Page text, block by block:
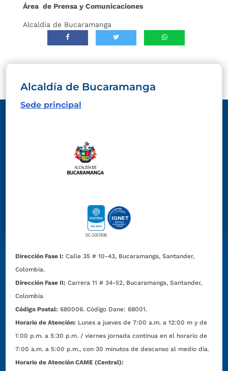
Área de Prensa y Comunicaciones
Alcaldía de Bucaramanga
Alcaldía de Bucaramanga
Sede principal
Dirección Fase I: Calle 35 # 10-43, Bucaramanga, Santander,
Colombia.
Dirección Fase II: Carrera 11 # 34-52, Bucaramanga, Santander,
Colombia
Código Postal: 680006. Código Dane: 68001.
Horario de Atención: Lunes a jueves de 7:00 a.m. a 12:00 m y de
1:00 p.m. a 5:30 p.m. / viernes jornada continua en el horario de
7:00 a.m. a 5:00 p.m., con 30 minutos de descanso al medio día.
Horario de Atención CAME (Central):